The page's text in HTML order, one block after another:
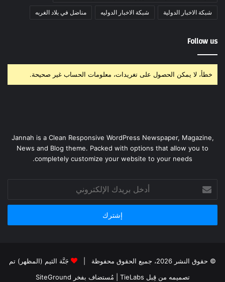
شبكة الاخبار الدولية شبكة الاخبار الدوليه مناضل في بلاد الغربه
Follow us
خطأ، لا يمكن الحصول على تغريدات، معلومات الحساب غير صحيحة.
Jannah is a Clean Responsive WordPress Newspaper, Magazine,
News and Blog theme. Packed with options that allow you to
completely customize your website to your needs.
بريدك
الإلكتروني
© حقوق النشر 2026، جميع الحقوق محفوظة |
جَنَّة الثيم (المظهر) تم
تصميمه من قِبل TieLabs
| مُستضاف بفخر SiteGround